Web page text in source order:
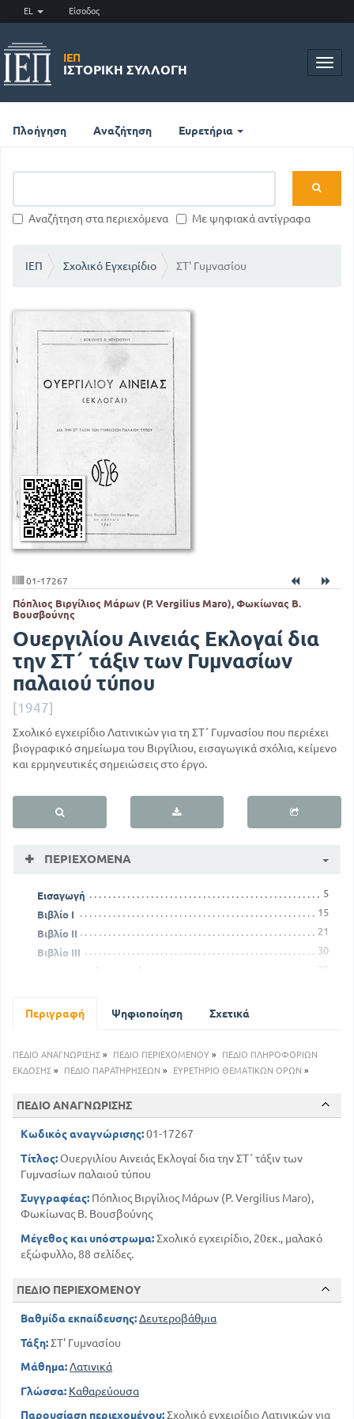
EL Είσοδος
ΙΕΠ
ΙΣΤΟΡΙΚΉ ΣΥΛΛΟΓΉ
Πλοήγηση Αναζήτηση Ευρετήρια
Αναζήτηση στα περιεχόμενα Με ψηφιακά αντίγραφα
ΙΕΠ Σχολικό Εγχειρίδιο ΣΤ' Γυμνασίου
01-17267
Πόπλιος Βιργίλιος Μάρων (P. Vergilius Maro), Φωκίωνας Β.
Βουσβούνης
Ουεργιλίου Αινειάς Εκλογαί δια
την ΣΤ΄ τάξιν των Γυμνασίων
παλαιού τύπου
[1947]
Σχολικό εγχειρίδιο Λατινικών για τη ΣΤ΄ Γυμνασίου που περιέχει
βιογραφικό σημείωμα του Βιργίλιου, εισαγωγικά σχόλια, κείμενο
και ερμηνευτικές σημειώσεις στo έργο.
ΠΕΡΙΕΧΌΜΕΝΑ
Eισαγωγή
5
Βιβλίο I
15
Bιβλίο ΙΙ
21
Βιβλίο ΙΙΙ
30
Ερμηνευτικές σημειώσεις
35
Περιγραφή Ψηφιοποίηση Σχετικά
ΠΕΔΙΟ ΑΝΑΓΝΩΡΙΣΗΣ » ΠΕΔΙΟ ΠΕΡΙΕΧΟΜΕΝΟΥ »
ΠΕΔΙΟ ΠΛΗΡΟΦΟΡΙΩΝ
ΕΚΔΟΣΗΣ » ΠΕΔΙΟ ΠΑΡΑΤΗΡΗΣΕΩΝ » ΕΥΡΕΤΗΡΙΟ ΘΕΜΑΤΙΚΩΝ ΟΡΩΝ »
ΠΕΔΙΟ ΑΝΑΓΝΩΡΙΣΗΣ
Κωδικός αναγνώρισης:01-17267
Τίτλος:Ουεργιλίου Αινειάς Εκλογαί δια την ΣΤ΄ τάξιν των
Γυμνασίων παλαιού τύπου
Συγγραφέας: Πόπλιος Βιργίλιος Μάρων (P. Vergilius Maro),
Φωκίωνας Β. Βουσβούνης
Μέγεθος και υπόστρωμα:Σχολικό εγχειρίδιο, 20εκ., μαλακό
εξώφυλλο, 88 σελίδες.
ΠΕΔΙΟ ΠΕΡΙΕΧΟΜΕΝΟΥ
Βαθμίδα εκπαίδευσης:Δευτεροβάθμια
Τάξη:ΣΤ' Γυμνασίου
Μάθημα:Λατινικά
Γλώσσα: Καθαρεύουσα
Παρουσίαση περιεχομένου:Σχολικό εγχειρίδιο Λατινικών για